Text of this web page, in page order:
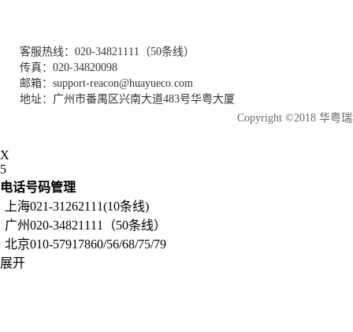
客服热线：020-34821111（50条线）
传真：020-34820098
邮箱：support-reacon@huayueco.com
地址：广州市番禺区兴南大道483号华粤大厦
Copyright ©2018 华粤
X
5
电话号码管理
上海021-31262111(10条线)
广州020-34821111（50条线）
北京010-57917860/56/68/75/79
展开